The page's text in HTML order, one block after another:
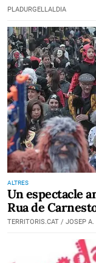
PLADURGELLALDIA
ALTRES
Un espectacle
Rua de
TERRITORIS.CAT / JOSEP A.